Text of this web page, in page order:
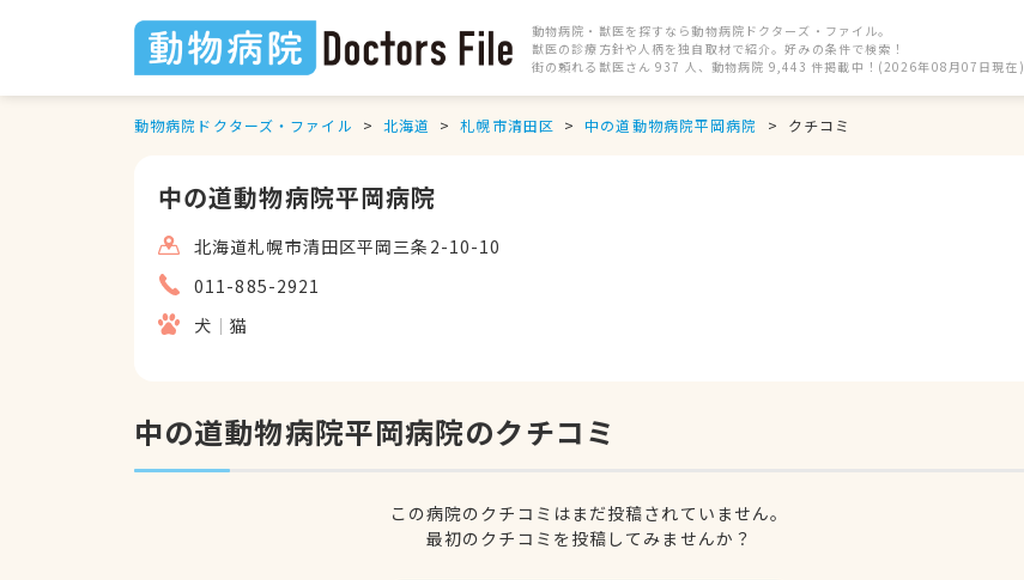
動物病院・獣医を探すなら動物病院ドクターズ・ファイル。
獣医の診療方針や人柄を独自取材で紹介。好みの条件で検索！
街の頼れる獣医さん 937 人、動物病院 9,443 件掲載中！(2026年08月07日現在)
動物病院ドクターズ・ファイル 北海道 札幌市清田区 中の道動物病院平岡病院 クチコミ
中の道動物病院平岡病院
北海道札幌市清田区平岡三条2-10-10
011-885-2921
犬
猫
中の道動物病院平岡病院のクチコミ
この病院のクチコミはまだ投稿されていません。
最初のクチコミを投稿してみませんか？